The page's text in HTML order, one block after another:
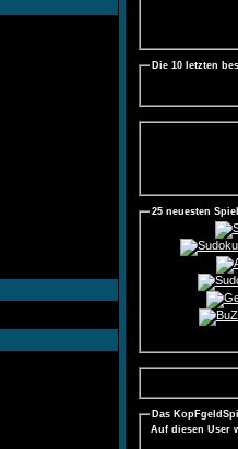
Die 10 letzten
25 neuesten
Das
Auf diesen User